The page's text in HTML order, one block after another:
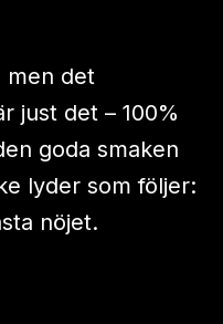
men det
just det – 100%
goda smaken
lyder som följer:
nöjet.